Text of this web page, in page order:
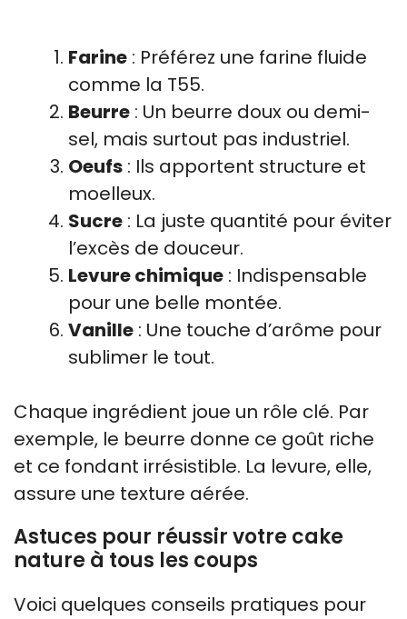
Farine : Préférez une farine fluide
comme la T55.
Beurre : Un beurre doux ou demi-
sel, mais surtout pas industriel.
Oeufs : Ils apportent structure et
moelleux.
Sucre : La juste quantité pour éviter
l’excès de douceur.
Levure chimique : Indispensable
pour une belle montée.
Vanille : Une touche d’arôme pour
sublimer le tout.
Chaque ingrédient joue un rôle clé. Par
exemple, le beurre donne ce goût riche
et ce fondant irrésistible. La levure, elle,
assure une texture aérée.
Astuces pour réussir votre cake
nature à tous les coups
Voici quelques conseils pratiques pour